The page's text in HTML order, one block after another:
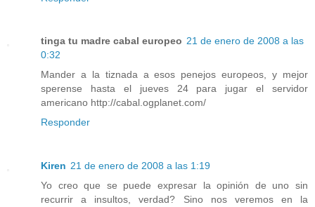
tinga tu madre cabal europeo 21 de enero de 2008 a las
0:32
Mander a la tiznada a esos penejos europeos, y mejor
sperense hasta el jueves 24 para jugar el servidor
americano http://cabal.ogplanet.com/
Responder
Kiren 21 de enero de 2008 a las 1:19
Yo creo que se puede expresar la opinión de uno sin
recurrir a insultos, verdad? Sino nos veremos en la